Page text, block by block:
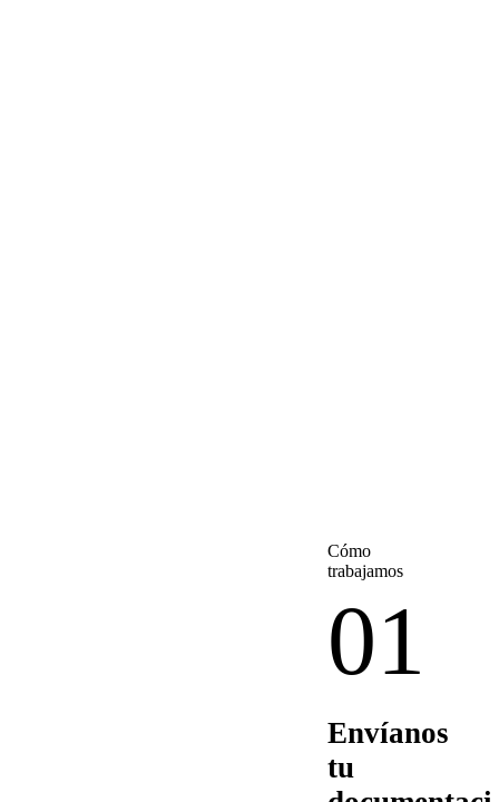
Cómo
trabajamos
01
Envíanos
tu